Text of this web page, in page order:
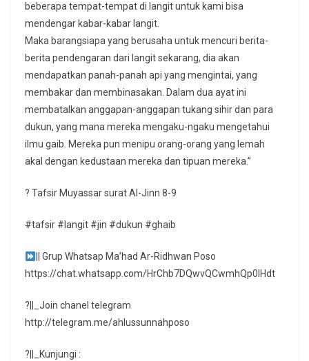
beberapa tempat-tempat di langit untuk kami bisa
mendengar kabar-kabar langit.
Maka barangsiapa yang berusaha untuk mencuri berita-
berita pendengaran dari langit sekarang, dia akan
mendapatkan panah-panah api yang mengintai, yang
membakar dan membinasakan. Dalam dua ayat ini
membatalkan anggapan-anggapan tukang sihir dan para
dukun, yang mana mereka mengaku-ngaku mengetahui
ilmu gaib. Mereka pun menipu orang-orang yang lemah
akal dengan kedustaan mereka dan tipuan mereka.”
? Tafsir Muyassar surat Al-Jinn 8-9
#tafsir #langit #jin #dukun #ghaib
|| Grup Whatsap Ma’had Ar-Ridhwan Poso
https://chat.whatsapp.com/HrChb7DQwvQCwmhQp0lHdt
?||_Join chanel telegram
http://telegram.me/ahlussunnahposo
?||_Kunjungi :